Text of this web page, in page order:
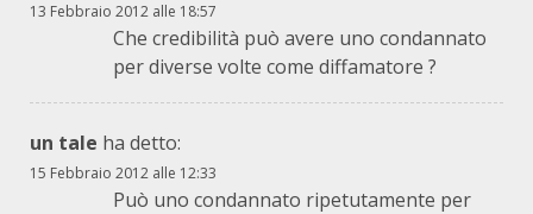
13 Febbraio 2012 alle 18:57
Che credibilità può avere uno condannato
per diverse volte come diffamatore ?
un tale ha detto:
15 Febbraio 2012 alle 12:33
Può uno condannato ripetutamente per